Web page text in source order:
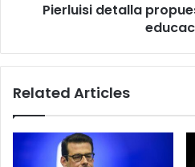
Pierluisi detalla
Related Articles